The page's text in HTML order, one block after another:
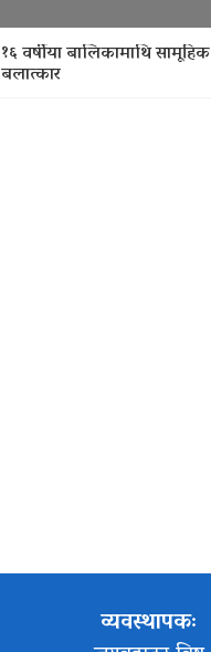
१६ वर्षीया बालिकामाथि सामूहिक
बलात्कार
व्यवस्थापकः